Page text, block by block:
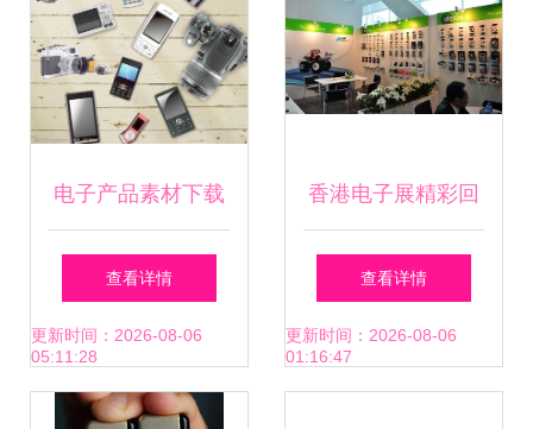
谋变 课” 聚焦仪器仪表
销售
电子产品素材下载
图片素材
查看详情
更新时间：2026-08-06
05:11:28
香港电子展精彩回
顾 DEXIM高端外设
配件以创新魅力领
查看详情
更新时间：2026-08-06
01:16:47